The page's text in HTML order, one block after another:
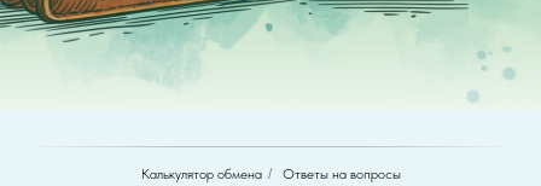
Калькулятор обмена / Ответы на вопросы